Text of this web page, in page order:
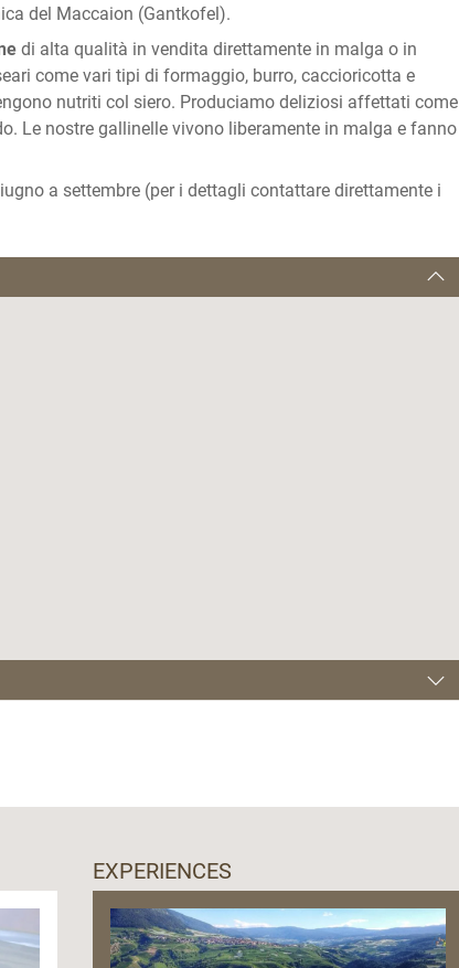
del Maccaion (Gantkofel).
di alta qualità in vendita direttamente in malga o in
come vari tipi di formaggio, burro, caccioricotta e
nutriti col siero. Produciamo deliziosi affettati come
Le nostre gallinelle vivono liberamente in malga e fanno
a settembre (per i dettagli contattare direttamente i
Val di Non (TN), seguendo le indicazioni per il lago
le indicazioni per il lago Smeraldo e proseguire fino al
Da qui a piedi per circa 6-7 Km seguendo il
EXPERIENCES